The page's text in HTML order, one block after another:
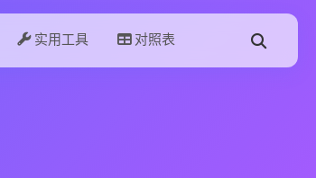
实用工具 对照表